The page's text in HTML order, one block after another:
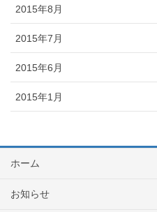
2015年8月
2015年7月
2015年6月
2015年1月
ホーム
お知らせ